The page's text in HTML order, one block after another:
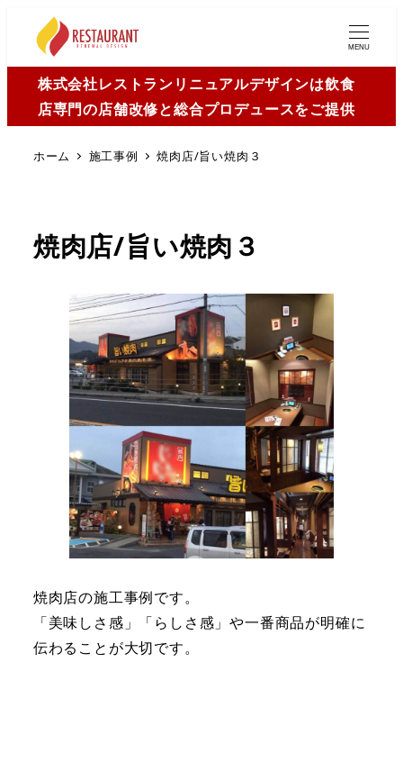
MENU
株式会社レストランリニュアルデザインは飲食
店専門の店舗改修と総合プロデュースをご提供
ホーム 施工事例 焼肉店/旨い焼肉３
焼肉店/旨い焼肉３
焼肉店の施工事例です。
「美味しさ感」「らしさ感」や一番商品が明確に
伝わることが大切です。